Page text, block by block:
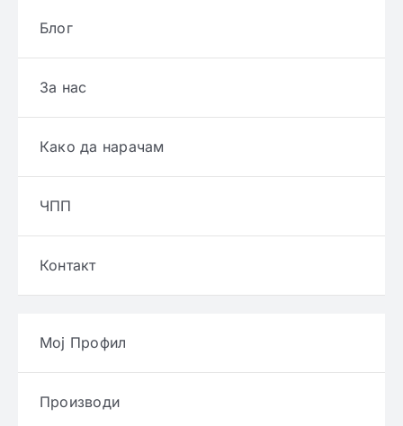
Блог
За нас
Како да нарачам
ЧПП
Контакт
Мој Профил
Производи